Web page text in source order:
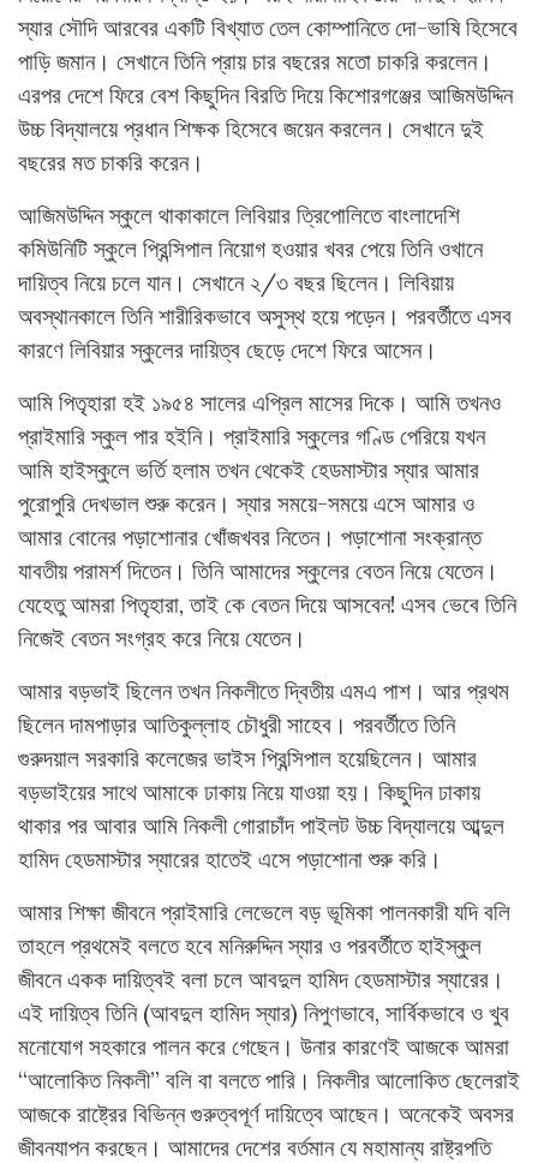
স্যার সৌদি আরবের একটি বিখ্যাত তেল কোম্পানিতে দো-ভাষি হিসেবে
পাড়ি জমান। সেখানে তিনি প্রায় চার বছরের মতো চাকরি করলেন।
এরপর দেশে ফিরে বেশ কিছুদিন বিরতি দিয়ে কিশোরগঞ্জের আজিমউদ্দিন
উচ্চ বিদ্যালয়ে প্রধান শিক্ষক হিসেবে জয়েন করলেন। সেখানে দুই
বছরের মত চাকরি করেন।
আজিমউদ্দিন স্কুলে থাকাকালে লিবিয়ার ত্রিপোলিতে বাংলাদেশি
কমিউনিটি স্কুলে প্রিন্সিপাল নিয়োগ হওয়ার খবর পেয়ে তিনি ওখানে
দায়িত্ব নিয়ে চলে যান। সেখানে ২/৩ বছর ছিলেন। লিবিয়ায়
অবস্থানকালে তিনি শারীরিকভাবে অসুস্থ হয়ে পড়েন। পরবর্তীতে এসব
কারণে লিবিয়ার স্কুলের দায়িত্ব ছেড়ে দেশে ফিরে আসেন।
আমি পিতৃহারা হই ১৯৫৪ সালের এপ্রিল মাসের দিকে। আমি তখনও
প্রাইমারি স্কুল পার হইনি। প্রাইমারি স্কুলের গণ্ডি পেরিয়ে যখন
আমি হাইস্কুলে ভর্তি হলাম তখন থেকেই হেডমাস্টার স্যার আমার
পুরোপুরি দেখভাল শুরু করেন। স্যার সময়ে-সময়ে এসে আমার ও
আমার বোনের পড়াশোনার খোঁজখবর নিতেন। পড়াশোনা সংক্রান্ত
যাবতীয় পরামর্শ দিতেন। তিনি আমাদের স্কুলের বেতন নিয়ে যেতেন।
যেহেতু আমরা পিতৃহারা, তাই কে বেতন দিয়ে আসবেন! এসব ভেবে তিনি
নিজেই বেতন সংগ্রহ করে নিয়ে যেতেন।
আমার বড়ভাই ছিলেন তখন নিকলীতে দ্বিতীয় এমএ পাশ। আর প্রথম
ছিলেন দামপাড়ার আতিকুল্লাহ চৌধুরী সাহেব। পরবর্তীতে তিনি
গুরুদয়াল সরকারি কলেজের ভাইস প্রিন্সিপাল হয়েছিলেন। আমার
বড়ভাইয়ের সাথে আমাকে ঢাকায় নিয়ে যাওয়া হয়। কিছুদিন ঢাকায়
থাকার পর আবার আমি নিকলী গোরাচাঁদ পাইলট উচ্চ বিদ্যালয়ে আব্দুল
হামিদ হেডমাস্টার স্যারের হাতেই এসে পড়াশোনা শুরু করি।
আমার শিক্ষা জীবনে প্রাইমারি লেভেলে বড় ভূমিকা পালনকারী যদি বলি
তাহলে প্রথমেই বলতে হবে মনিরুদ্দিন স্যার ও পরবর্তীতে হাইস্কুল
জীবনে একক দায়িত্বই বলা চলে আবদুল হামিদ হেডমাস্টার স্যারের।
এই দায়িত্ব তিনি (আবদুল হামিদ স্যার) নিপুণভাবে, সার্বিকভাবে ও খুব
মনোযোগ সহকারে পালন করে গেছেন। উনার কারণেই আজকে আমরা
“আলোকিত নিকলী” বলি বা বলতে পারি। নিকলীর আলোকিত ছেলেরাই
আজকে রাষ্ট্রের বিভিন্ন গুরুত্বপূর্ণ দায়িত্বে আছেন। অনেকেই অবসর
জীবনযাপন করছেন। আমাদের দেশের বর্তমান যে মহামান্য রাষ্ট্রপতি